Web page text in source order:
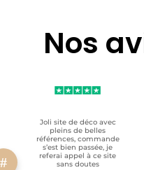
Nos
Joli site de déco avec
pleins de belles
références, commande
s’est bien passée, je
referai appel à ce site
sans doutes